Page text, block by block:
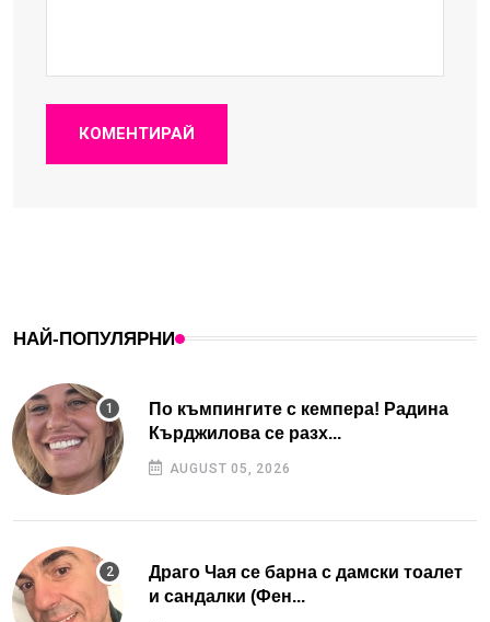
КОМЕНТИРАЙ
НАЙ-ПОПУЛЯРНИ
По къмпингите с кемпера! Радина
Кърджилова се разх...
AUGUST 05, 2026
Драго Чая се барна с дамски тоалет
и сандалки (Фен...